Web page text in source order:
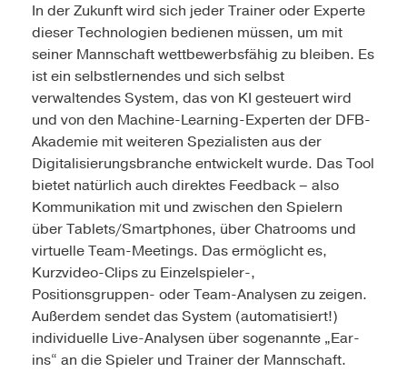
In der Zukunft wird sich jeder Trainer oder Experte
dieser Technologien bedienen müssen, um mit
seiner Mannschaft wettbewerbsfähig zu bleiben. Es
ist ein selbstlernendes und sich selbst
verwaltendes System, das von KI gesteuert wird
und von den Machine-Learning-Experten der DFB-
Akademie mit weiteren Spezialisten aus der
Digitalisierungsbranche entwickelt wurde. Das Tool
bietet natürlich auch direktes Feedback – also
Kommunikation mit und zwischen den Spielern
über Tablets/Smartphones, über Chatrooms und
virtuelle Team-Meetings. Das ermöglicht es,
Kurzvideo-Clips zu Einzelspieler-,
Positionsgruppen- oder Team-Analysen zu zeigen.
Außerdem sendet das System (automatisiert!)
individuelle Live-Analysen über sogenannte „Ear-
ins“ an die Spieler und Trainer der Mannschaft.